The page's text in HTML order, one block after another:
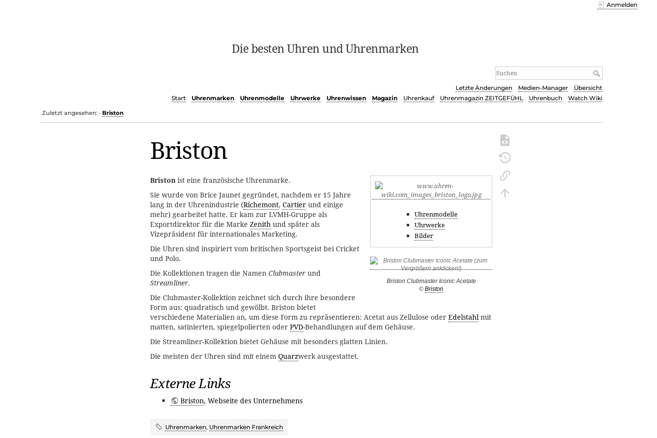
Die besten Uhren und Uhrenmarken
Anmelden
Letzte Änderungen Medien-Manager
Übersicht
Start
Uhrenmarken Uhrenmodelle Uhrwerke Uhrenwissen Magazin Uhrenkauf Uhrenmagazin ZEITGEFÜHL Uhrenbuch Watch Wiki
Zuletzt angesehen: • Briston
Briston
Uhrenmodelle
Uhrwerke
Bilder
Briston Clubmaster Iconic Acetate
© Briston
Briston ist eine französische Uhrenmarke.
Sie wurde von Brice Jaunet gegründet, nachdem er 15 Jahre
lang in der Uhrenindustrie (Richemont, Cartier und einige
mehr) gearbeitet hatte. Er kam zur LVMH-Gruppe als
Exportdirektor für die Marke Zenith und später als
Vizepräsident für internationales Marketing.
Die Uhren sind inspiriert vom britischen Sportsgeist bei Cricket
und Polo.
Die Kollektionen tragen die Namen Clubmaster und
Streamliner.
Die Clubmaster-Kollektion zeichnet sich durch ihre besondere
Form aus: quadratisch und gewölbt. Briston bietet
verschiedene Materialien an, um diese Form zu repräsentieren: Acetat aus Zellulose oder Edelstahl mit
matten, satinierten, spiegelpolierten oder PVD-Behandlungen auf dem Gehäuse.
Die Streamliner-Kollektion bietet Gehäuse mit besonders glatten Linien.
Die meisten der Uhren sind mit einem Quarzwerk ausgestattet.
Externe Links
Briston, Webseite des Unternehmens
Uhrenmarken, Uhrenmarken Frankreich